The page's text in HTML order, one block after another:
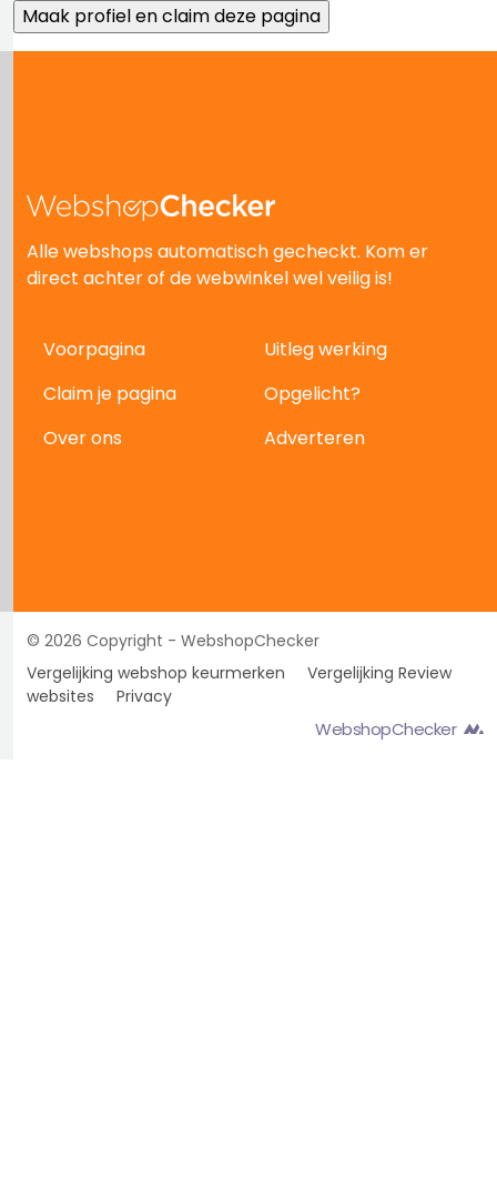
Alle webshops automatisch gecheckt. Kom er
direct achter of de webwinkel wel veilig is!
Voorpagina
Uitleg werking
Claim je pagina
Opgelicht?
Over ons
Adverteren
© 2026 Copyright - WebshopChecker
Vergelijking webshop keurmerken
Vergelijking Review
websites
Privacy
WebshopChecker